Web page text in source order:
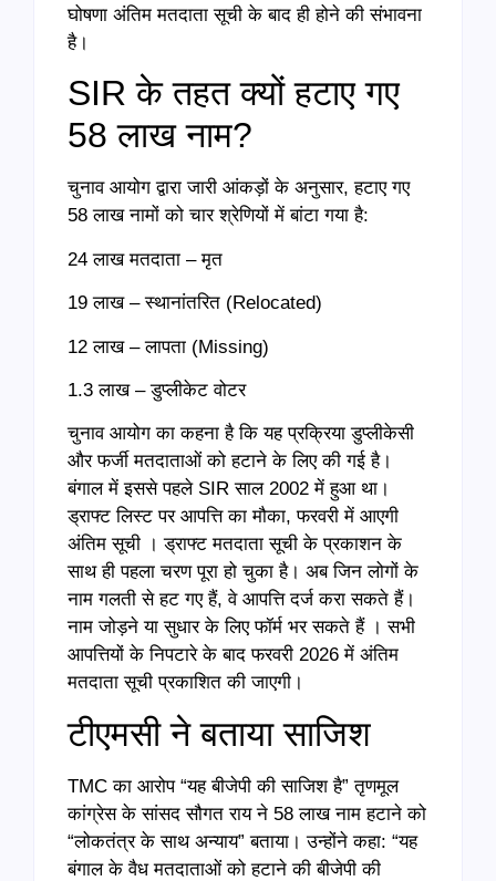
घोषणा अंतिम मतदाता सूची के बाद ही होने की संभावना
है।
SIR के तहत क्यों हटाए गए
58 लाख नाम?
चुनाव आयोग द्वारा जारी आंकड़ों के अनुसार, हटाए गए
58 लाख नामों को चार श्रेणियों में बांटा गया है:
24 लाख मतदाता – मृत
19 लाख – स्थानांतरित (Relocated)
12 लाख – लापता (Missing)
1.3 लाख – डुप्लीकेट वोटर
चुनाव आयोग का कहना है कि यह प्रक्रिया डुप्लीकेसी
और फर्जी मतदाताओं को हटाने के लिए की गई है।
बंगाल में इससे पहले SIR साल 2002 में हुआ था।
ड्राफ्ट लिस्ट पर आपत्ति का मौका, फरवरी में आएगी
अंतिम सूची । ड्राफ्ट मतदाता सूची के प्रकाशन के
साथ ही पहला चरण पूरा हो चुका है। अब जिन लोगों के
नाम गलती से हट गए हैं, वे आपत्ति दर्ज करा सकते हैं।
नाम जोड़ने या सुधार के लिए फॉर्म भर सकते हैं । सभी
आपत्तियों के निपटारे के बाद फरवरी 2026 में अंतिम
मतदाता सूची प्रकाशित की जाएगी।
टीएमसी ने बताया साजिश
TMC का आरोप “यह बीजेपी की साजिश है” तृणमूल
कांग्रेस के सांसद सौगत राय ने 58 लाख नाम हटाने को
“लोकतंत्र के साथ अन्याय” बताया। उन्होंने कहा: “यह
बंगाल के वैध मतदाताओं को हटाने की बीजेपी की